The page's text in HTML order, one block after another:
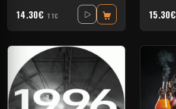
14.30€ TTC 15.30€